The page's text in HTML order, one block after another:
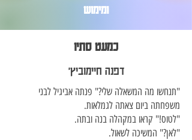
ומימוש
כמעט סתיו
דפנה חיימוביץ׳
"תנחשו מה המשאלה שלי?" פנתה אביגיל לבני
משפחתה ביום צאתה לגמלאות.
"לטוס!" קראו במקהלה בנה ובתה.
"לאן?" המשיכה לשאול.